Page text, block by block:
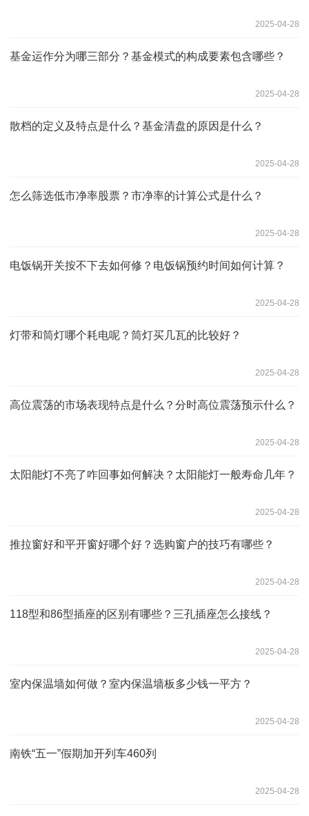
2025-04-28
基金运作分为哪三部分？基金模式的构成要素包含哪些？
2025-04-28
散档的定义及特点是什么？基金清盘的原因是什么？
2025-04-28
怎么筛选低市净率股票？市净率的计算公式是什么？
2025-04-28
电饭锅开关按不下去如何修？电饭锅预约时间如何计算？
2025-04-28
灯带和筒灯哪个耗电呢？筒灯买几瓦的比较好？
2025-04-28
高位震荡的市场表现特点是什么？分时高位震荡预示什么？
2025-04-28
太阳能灯不亮了咋回事如何解决？太阳能灯一般寿命几年？
2025-04-28
推拉窗好和平开窗好哪个好？选购窗户的技巧有哪些？
2025-04-28
118型和86型插座的区别有哪些？三孔插座怎么接线？
2025-04-28
室内保温墙如何做？室内保温墙板多少钱一平方？
2025-04-28
南铁“五一”假期加开列车460列
2025-04-28